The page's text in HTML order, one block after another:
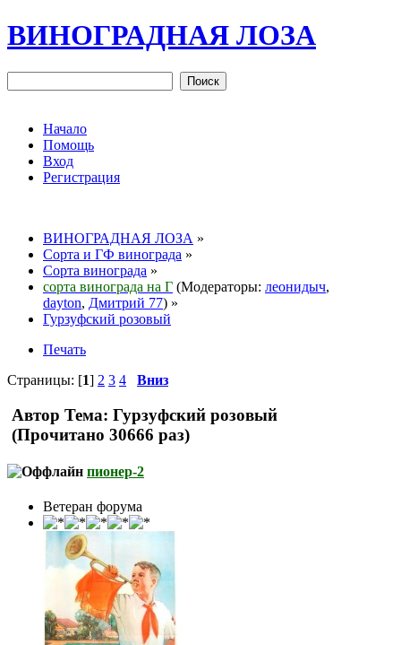
ВИНОГРАДНАЯ ЛОЗА
Начало
Помощь
Вход
Регистрация
ВИНОГРАДНАЯ ЛОЗА »
Сорта и ГФ винограда »
Сорта винограда »
сорта винограда на Г (Модераторы: леонидыч,
dayton, Дмитрий 77) »
Гурзуфский розовый
Печать
Страницы: [1] 2 3 4 Вниз
Автор Тема: Гурзуфский розовый
(Прочитано 30666 раз)
пионер-2
Ветеран форума